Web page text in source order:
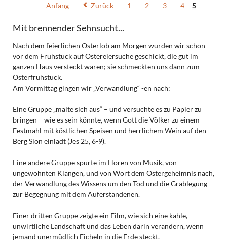
Anfang Zurück 1 2 3 4 5
Mit brennender Sehnsucht...
Nach dem feierlichen Osterlob am Morgen wurden wir schon
vor dem Frühstück auf Ostereiersuche geschickt, die gut im
ganzen Haus versteckt waren; sie schmeckten uns dann zum
Osterfrühstück.
Am Vormittag gingen wir „Verwandlung“ -en nach:
Eine Gruppe „malte sich aus“ – und versuchte es zu Papier zu
bringen – wie es sein könnte, wenn Gott die Völker zu einem
Festmahl mit köstlichen Speisen und herrlichem Wein auf den
Berg Sion einlädt (Jes 25, 6-9).
Eine andere Gruppe spürte im Hören von Musik, von
ungewohnten Klängen, und von Wort dem Ostergeheimnis nach,
der Verwandlung des Wissens um den Tod und die Grablegung
zur Begegnung mit dem Auferstandenen.
Einer dritten Gruppe zeigte ein Film, wie sich eine kahle,
unwirtliche Landschaft und das Leben darin verändern, wenn
jemand unermüdlich Eicheln in die Erde steckt.